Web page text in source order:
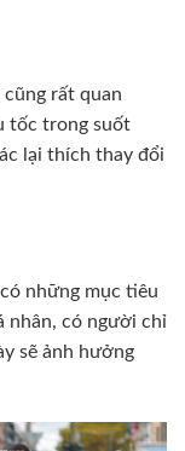
rất quan
tốc trong suốt
lại thích thay đổi
những mục tiêu
nhân, có người chỉ
sẽ ảnh hưởng